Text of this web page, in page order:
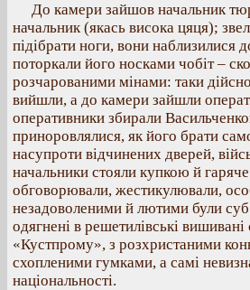
До камери зайшов начальник
начальник (якась висока цяця);
підібрати ноги, вони наблизилися
поторкали його носками чобіт –
розчарованими мінами: таки
вийшли, а до камери зайшли
оперативники збирали
приноровлялися, як його брати
насупроти відчинених дверей,
начальники стояли купкою й
обговорювали, жестикулювали,
незадоволеними й лютими були
одягнені в решетилівські вишивані
«Кустпрому», з розхристаними
схопленими гумками, а самі
національності.